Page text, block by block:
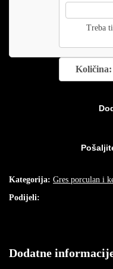
Treba
Količina:
Kategorija: Gres porculan i
Podijeli:
Dodatne